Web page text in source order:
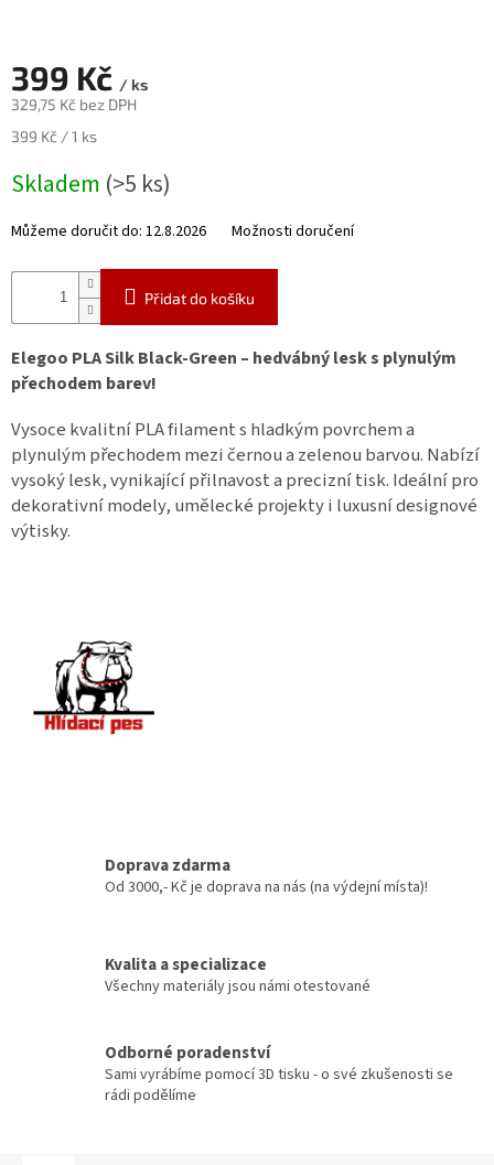
Měna
(CZK)
Přihlášení
399 Kč / ks
329,75 Kč bez DPH
Měrná
399 Kč / 1 ks
Skladem (>5 ks)
Můžeme doručit do: 12.8.2026 Možnosti doručení
Přidat do košíku
Elegoo PLA Silk Black-Green – hedvábný lesk s plynulým
přechodem barev!
Vysoce kvalitní PLA filament s hladkým povrchem a
plynulým přechodem mezi černou a zelenou barvou. Nabízí
vysoký lesk, vynikající přilnavost a precizní tisk. Ideální pro
dekorativní modely, umělecké projekty i luxusní designové
výtisky.
Doprava zdarma
Od 3000,- Kč je doprava na nás (na výdejní místa)!
Kvalita a specializace
Všechny materiály jsou námi otestované
Odborné poradenství
Sami vyrábíme pomocí 3D tisku - o své zkušenosti se
rádi podělíme